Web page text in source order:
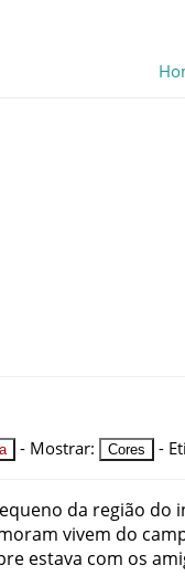
- Mostrar: Cores -
da região do
vivem do
estava com os